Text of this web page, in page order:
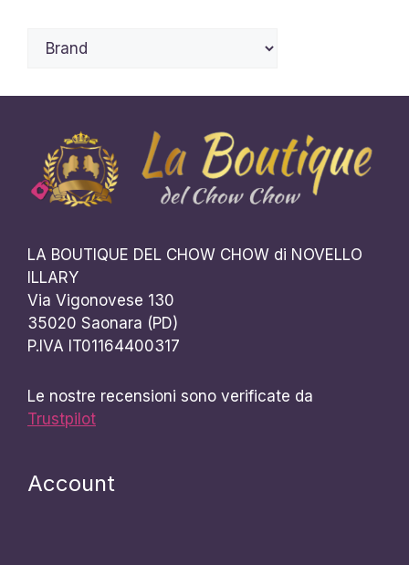
LA BOUTIQUE DEL CHOW CHOW di NOVELLO
ILLARY
Via Vigonovese 130
35020 Saonara (PD)
P.IVA IT01164400317
Le nostre recensioni sono verificate da
Trustpilot
Account